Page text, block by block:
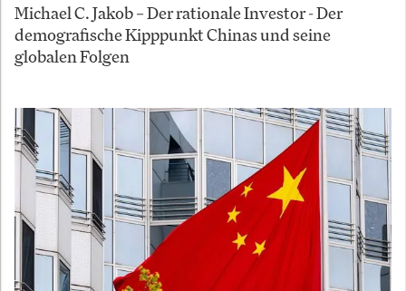
Michael C. Jakob – Der rationale Investor - Der
demografische Kipppunkt Chinas und seine
globalen Folgen